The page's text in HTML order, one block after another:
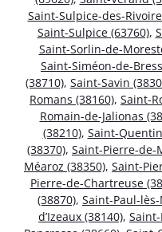
Saint-Sulpice-des-
Saint-Sulpice (63760),
Saint-Sorlin-de-
Saint-Siméon-de-
(38710), Saint-Savin
Romans (38160), Saint-
Romain-de-Jalionas
(38210), Saint-
(38370), Saint-Pierre-de-
Méaroz (38350), Saint-
Pierre-de-Chartreuse
(38870), Saint-Paul-
d’Izeaux (38140),